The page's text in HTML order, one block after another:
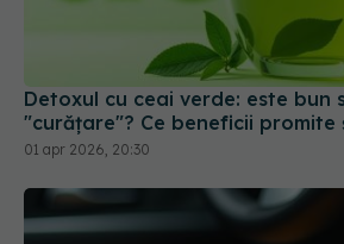
Detoxul cu ceai verde: este bun
"curățare"? Ce beneficii
01 apr 2026, 20:30